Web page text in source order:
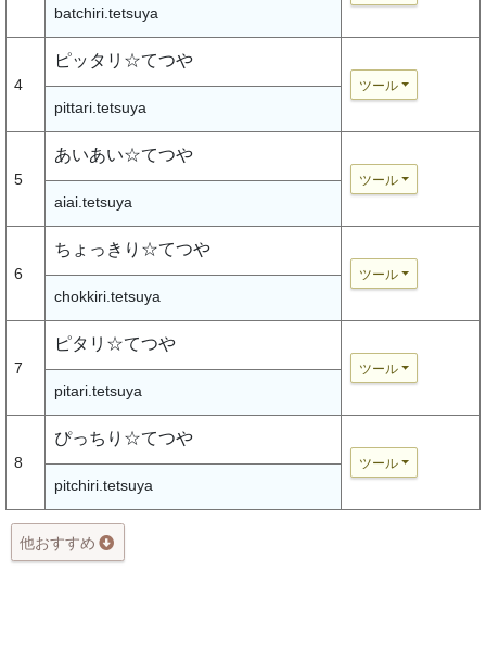
batchiri.tetsuya
4
ピッタリ☆てつや
ツール
pittari.tetsuya
5
あいあい☆てつや
ツール
aiai.tetsuya
6
ちょっきり☆てつや
ツール
chokkiri.tetsuya
7
ピタリ☆てつや
ツール
pitari.tetsuya
8
ぴっちり☆てつや
ツール
pitchiri.tetsuya
他おすすめ